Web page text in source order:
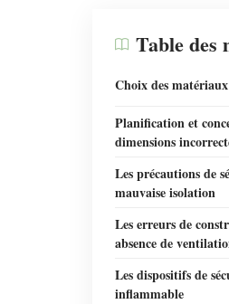
Table des
Choix des
Planification et
dimensions
Les précautions de
mauvaise isolation
Les erreurs de
absence de
Les dispositifs de
inflammable